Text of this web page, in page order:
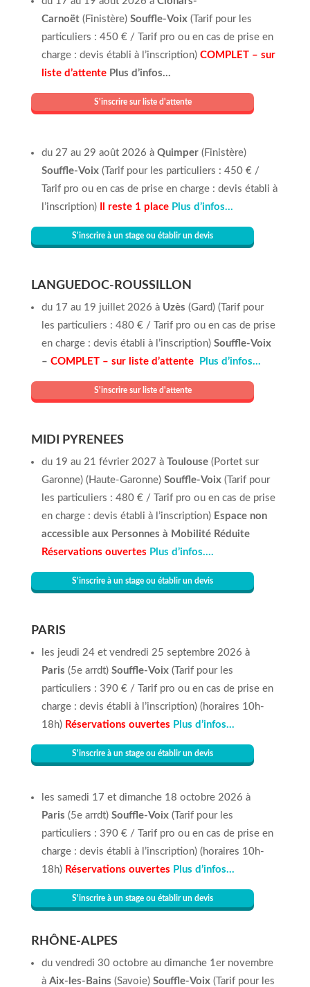
Carnoët(Finistère) Souffle-Voix(Tarif pour les
particuliers : 450 € / Tarif pro ou en cas de prise en
charge : devis établi à l’inscription) COMPLET – sur
liste d’attente Plus d’infos…
S'inscrire sur liste d'attente
du 27 au 29 août 2026 à Quimper (Finistère)
Souffle-Voix(Tarif pour les particuliers : 450 € /
Tarif pro ou en cas de prise en charge : devis établi à
l’inscription)
Il reste 1 place Plus d’infos...
S'inscrire à un stage ou établir un devis
LANGUEDOC-ROUSSILLON
du 17 au 19 juillet 2026 à Uzès (Gard) (Tarif pour
les particuliers : 480 € / Tarif pro ou en cas de prise
en charge : devis établi à l’inscription) Souffle-Voix
– COMPLET – sur liste d’attente Plus d’infos…
S'inscrire sur liste d'attente
MIDI PYRENEES
du 19 au 21 février 2027 à Toulouse(Portet sur
Garonne) (Haute-Garonne) Souffle-Voix(Tarif pour
les particuliers : 480 € / Tarif pro ou en cas de prise
en charge : devis établi à l’inscription) Espace non
accessible aux Personnes à Mobilité Réduite
Réservations ouvertes Plus d’infos….
S'inscrire à un stage ou établir un devis
PARIS
les jeudi 24 et vendredi 25 septembre 2026 à
Paris (5e arrdt)Souffle-Voix (Tarif pour les
particuliers : 390 € / Tarif pro ou en cas de prise en
charge : devis établi à l’inscription) (horaires 10h-
18h) Réservations ouvertes Plus d’infos…
S'inscrire à un stage ou établir un devis
les samedi 17 et dimanche 18 octobre 2026 à
Paris (5e arrdt)Souffle-Voix (Tarif pour les
particuliers : 390 € / Tarif pro ou en cas de prise en
charge : devis établi à l’inscription) (horaires 10h-
18h) Réservations ouvertes Plus d’infos…
S'inscrire à un stage ou établir un devis
RHÔNE-ALPES
du vendredi 30 octobre au dimanche 1er novembre
à Aix-les-Bains (Savoie) Souffle-Voix (Tarif pour les